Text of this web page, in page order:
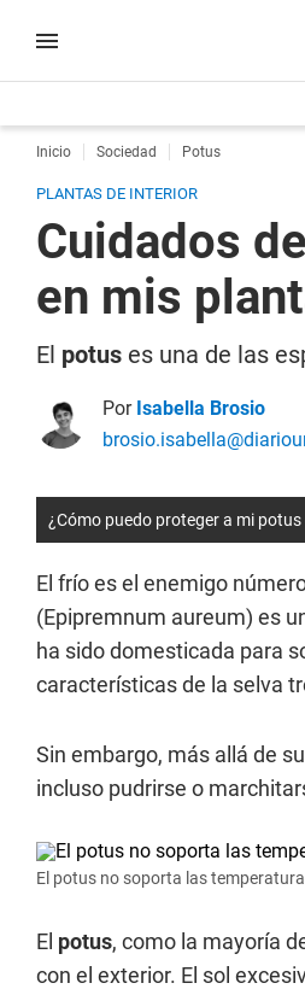
Inicio Sociedad Potus
PLANTAS DE INTERIOR
Cuidados
en mis
El potus es una de las
Por Isabella Brosio
¿Cómo puedo proteger a mi potus
El frío es el enemigo
(Epipremnum aureum) es
ha sido domesticada para
características de la selva
Sin embargo, más allá de
incluso pudrirse o
El potus no soporta las
El potus, como la mayoría
con el exterior. El sol